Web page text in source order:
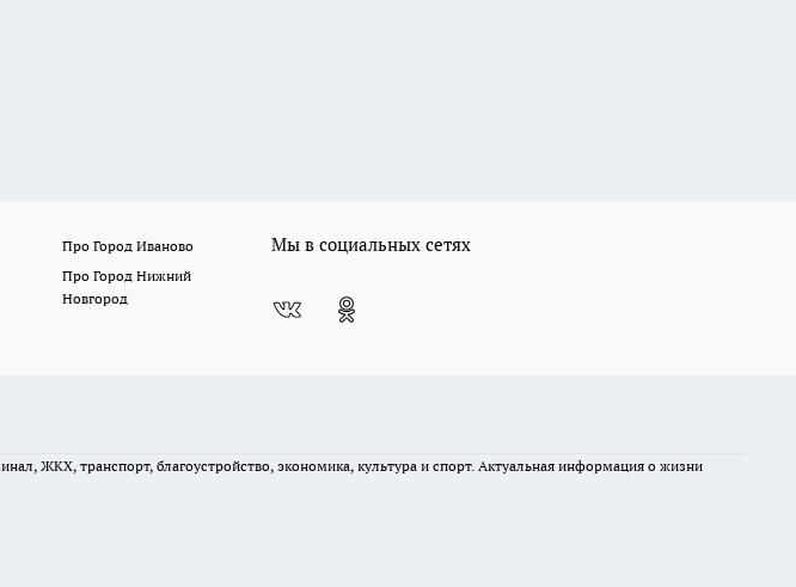
Про Город Иваново
Про Город Нижний
Новгород
Мы в социальных сетях
ЖКХ, транспорт, благоустройство, экономика, культура и спорт. Актуальная информация о жизни